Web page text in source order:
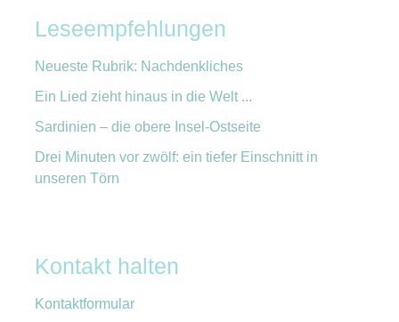
Leseempfehlungen
Neueste Rubrik: Nachdenkliches
Ein Lied zieht hinaus in die Welt ...
Sardinien – die obere Insel-Ostseite
Drei Minuten vor zwölf: ein tiefer Einschnitt in
unseren Törn
Kontakt halten
Kontaktformular